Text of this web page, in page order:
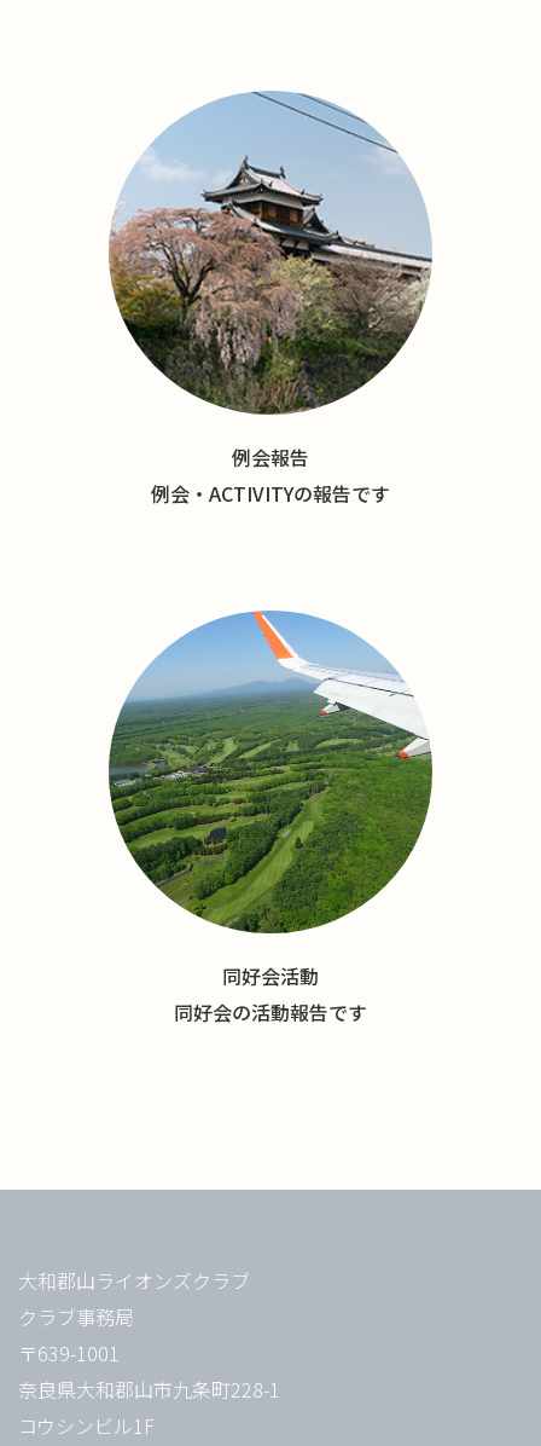
例会報告
例会・ACTIVITYの報告です
同好会活動
同好会の活動報告です
大和郡山ライオンズクラブ
クラブ事務局
〒639-1001
奈良県大和郡山市九条町228-1
コウシンビル1F